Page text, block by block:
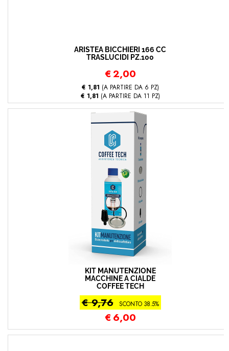
ARISTEA BICCHIERI 166 CC
TRASLUCIDI PZ.100
€2,00
€ 1,81 (A PARTIRE DA 6 PZ)
€ 1,81 (A PARTIRE DA 11 PZ)
KIT MANUTENZIONE
MACCHINE A CIALDE
COFFEE TECH
€ 9,76 SCONTO 38.5%
€ 6,00